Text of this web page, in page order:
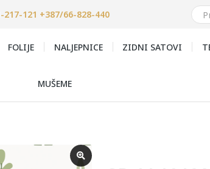
217-121 +387/66-828-440
FOLIJE NALJEPNICE ZIDNI SATOVI
MUŠEME